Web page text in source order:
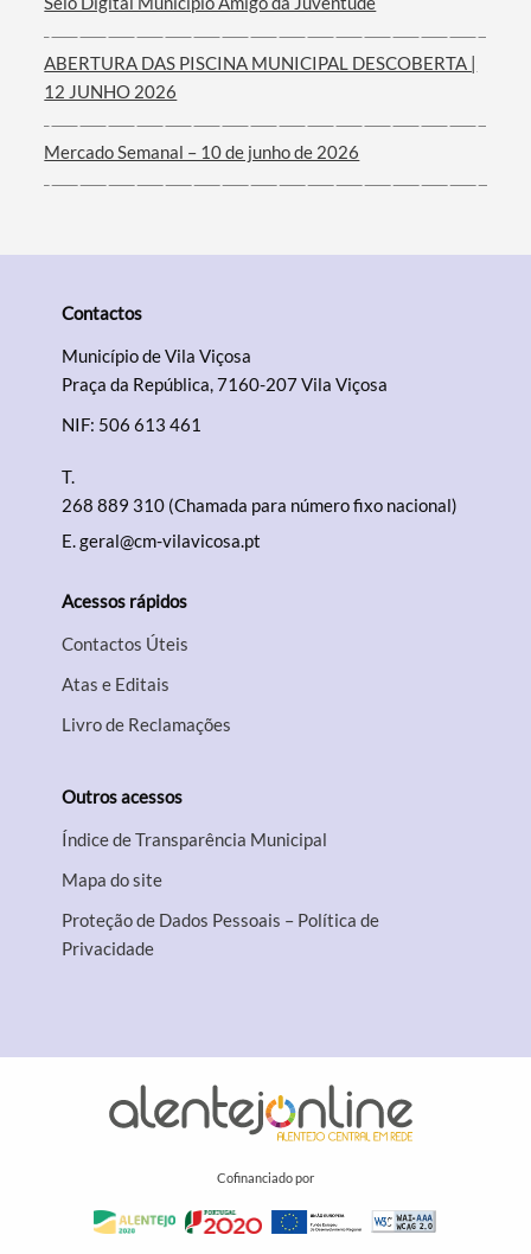
ABERTURA DAS PISCINA MUNICIPAL DESCOBERTA |
12 JUNHO 2026
Mercado Semanal – 10 de junho de 2026
Contactos
Município de Vila Viçosa
Praça da República, 7160-207 Vila Viçosa
NIF: 506 613 461
T.
268 889 310 (Chamada para número fixo nacional)
E.geral@cm-vilavicosa.pt
Acessos rápidos
Contactos Úteis
Atas e Editais
Livro de Reclamações
Outros acessos
Índice de Transparência Municipal
Mapa do site
Proteção de Dados Pessoais – Política de
Privacidade
Cofinanciado por